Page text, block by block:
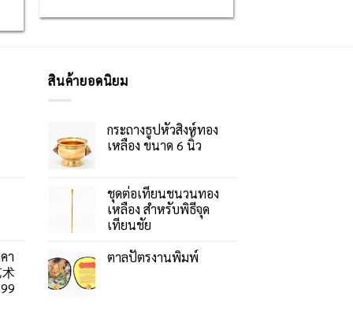
า
สินค้ายอดนิยม
กระถางธูปหัวสิงห์ทอง
เหลือง ขนาด 6 นิ้ว
ชุดต่อเทียนชนวนทอง
เหลือง สำหรับพิธีจุด
เทียนชัย
ตาลปัตรงานพิมพ์